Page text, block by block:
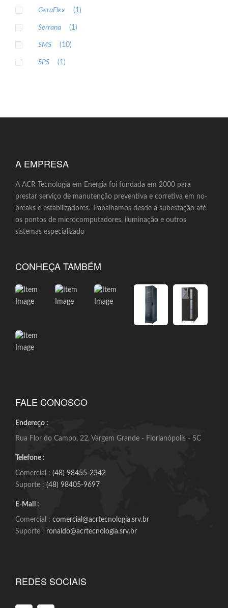
GeraFlex (1)
Serrana (1)
SMS (10)
SPS (1)
A EMPRESA
A ACR Tecnologia em Energia foi fundada em 2000 para
prestar serviço de manutenção preventiva e corretiva em no-
breaks e estabilizadores. Trabalhamos desde a subestação até
os pontos de microcomputadores, iluminação e outros
sistemas especializado
CONHEÇA TAMBÉM
FALE CONOSCO
Endereço :
Rua Flor do Campo, 22, Vargem Grande - Florianópolis - SC
Telefone :
Comercial : (48) 98455-2342
Suporte : (48) 98405-9697
E-Mail :
Comercial : comercial@acrtecnologia.srv.br
Suporte : ronaldo@acrtecnologia.srv.br
REDES SOCIAIS